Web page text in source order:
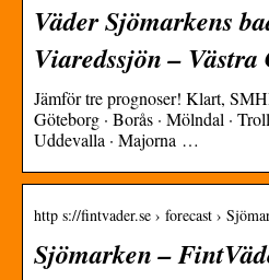
Väder Sjömarkens
Viaredssjön –
Jämför tre prognoser! Klart,
Göteborg · Borås · Mölndal ·
Uddevalla · Majorna …
http s://fintvader.se › forecast ›
Sjömarken –